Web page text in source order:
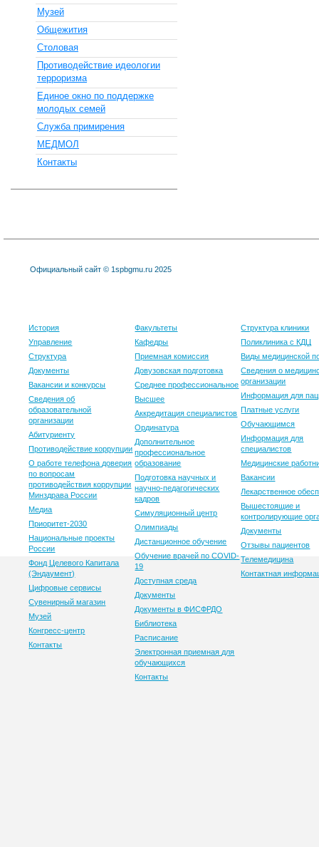
Музей
Общежития
Столовая
Противодействие идеологии
терроризма
Единое окно по поддержке
молодых семей
Служба примирения
МЕДМОЛ
Контакты
Официальный сайт © 1spbgmu.ru 2025
История
Управление
Структура
Документы
Вакансии и конкурсы
Сведения об
образовательной
организации
Абитуриенту
Противодействие коррупции
О работе телефона доверия
по вопросам
противодействия коррупции
Минздрава России
Медиа
Приоритет-2030
Национальные проекты
России
Фонд Целевого Капитала
(Эндаумент)
Цифровые сервисы
Сувенирный магазин
Музей
Конгресс-центр
Контакты
Факультеты
Кафедры
Приемная комиссия
Довузовская подготовка
Среднее профессиональное
Высшее
Аккредитация специалистов
Ординатура
Дополнительное
профессиональное
образование
Подготовка научных и
научно-педагогических
кадров
Симуляционный центр
Олимпиады
Дистанционное обучение
Обучение врачей по COVID-
19
Доступная среда
Документы
Документы в ФИСФРДО
Библиотека
Расписание
Электронная приемная для
обучающихся
Контакты
Структура клиники
Поликлиника с КДЦ
Виды медицинской
Сведения о
организации
Информация для
Платные услуги
Обучающимся
Информация для
специалистов
Медицинские
Вакансии
Лекарственное
Вышестоящие и
контролирующие
Документы
Отзывы пациентов
Телемедицина
Контактная